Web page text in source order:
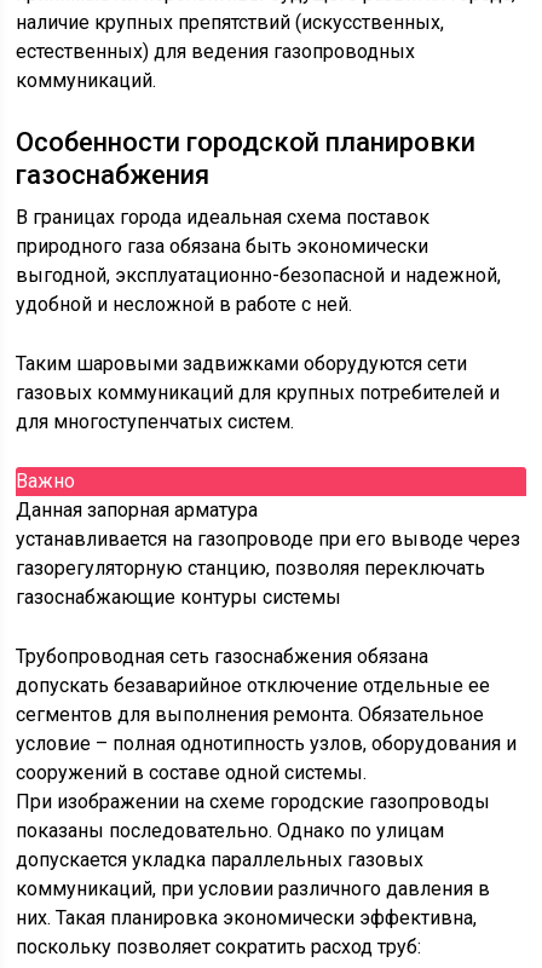
наличие крупных препятствий (искусственных,
естественных) для ведения газопроводных
коммуникаций.
Особенности городской планировки
газоснабжения
В границах города идеальная схема поставок
природного газа обязана быть экономически
выгодной, эксплуатационно-безопасной и надежной,
удобной и несложной в работе с ней.
Таким шаровыми задвижками оборудуются сети
газовых коммуникаций для крупных потребителей и
для многоступенчатых систем.
Важно
Данная запорная арматура
устанавливается на газопроводе при его выводе через
газорегуляторную станцию, позволяя переключать
газоснабжающие контуры системы
Трубопроводная сеть газоснабжения обязана
допускать безаварийное отключение отдельные ее
сегментов для выполнения ремонта. Обязательное
условие – полная однотипность узлов, оборудования и
сооружений в составе одной системы.
При изображении на схеме городские газопроводы
показаны последовательно. Однако по улицам
допускается укладка параллельных газовых
коммуникаций, при условии различного давления в
них. Такая планировка экономически эффективна,
поскольку позволяет сократить расход труб: